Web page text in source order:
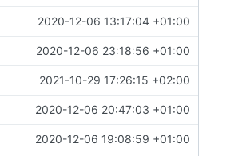
2020-12-06 13:17:04 +01:00
2020-12-06 23:18:56 +01:00
2021-10-29 17:26:15 +02:00
2020-12-06 20:47:03 +01:00
2020-12-06 19:08:59 +01:00